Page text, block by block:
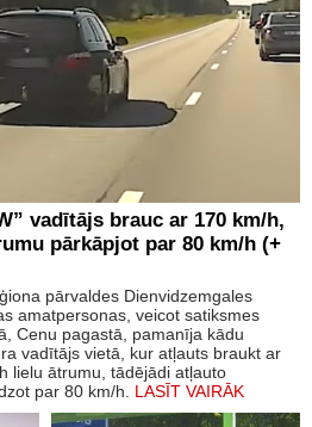
vadītājs brauc ar 170 km/h,
pārkāpjot par 80 km/h (+
pārvaldes Dienvidzemgales
amatpersonas, veicot satiksmes
Cenu pagastā, pamanīja kādu
vadītājs vietā, kur atļauts braukt ar
lielu ātrumu, tādējādi atļauto
par 80 km/h. LASĪT VAIRĀK